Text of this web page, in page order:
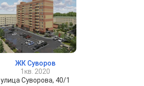
ЖК Суворов
1кв. 2020
улица Суворова, 40/1